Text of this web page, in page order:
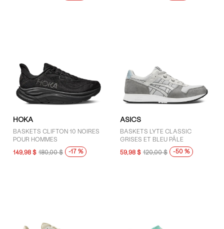
HOKA
BASKETS CLIFTON 10 NOIRES
POUR HOMMES
149,98 $ 180,00 $ -17 %
ASICS
BASKETS LYTE CLASSIC
GRISES ET BLEU PÂLE
59,98 $ 120,00 $ -50 %